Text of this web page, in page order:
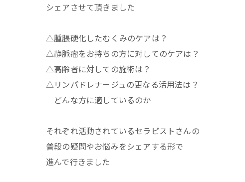
シェアさせて頂きました
△腫脹硬化したむくみのケアは？
△静脈瘤をお持ちの方に対してのケアは？
△高齢者に対しての施術は？
△リンパドレナージュの更なる活用法は？
どんな方に適しているのか
それぞれ活動されているセラピストさんの
普段の疑問やお悩みをシェアする形で
進んで行きました